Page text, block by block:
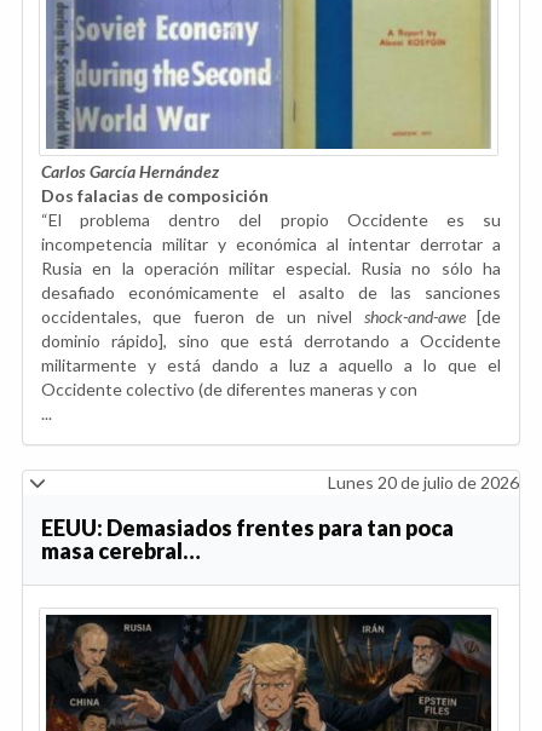
Carlos García Hernández
Dos falacias de composición
“El problema dentro del propio Occidente es su
incompetencia militar y económica al intentar derrotar a
Rusia en la operación militar especial. Rusia no sólo ha
desafiado económicamente el asalto de las sanciones
occidentales, que fueron de un nivel shock-and-awe[de
dominio rápido], sino que está derrotando a Occidente
militarmente y está dando a luz a aquello a lo que el
Occidente colectivo (de diferentes maneras y con
...
Lunes 20 de julio de 2026
EEUU: Demasiados frentes para tan poca
masa cerebral…